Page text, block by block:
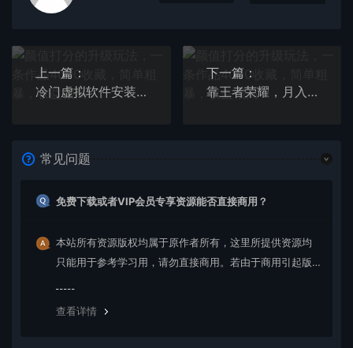
上一篇：
冷门虚拟软件安装项目，一单18.8，小白也能月入3W＋
下一篇：
靠王者荣耀，月入十万，每天花两小时。多种变现，拉新、账号租赁，账号交易
常见问题
免费下载或者VIP会员专享资源能否直接商用？
本站所有资源版权均属于原作者所有，这里所提供资源均
只能用于参考学习用，请勿直接商用。若由于商用引起版
查看详情